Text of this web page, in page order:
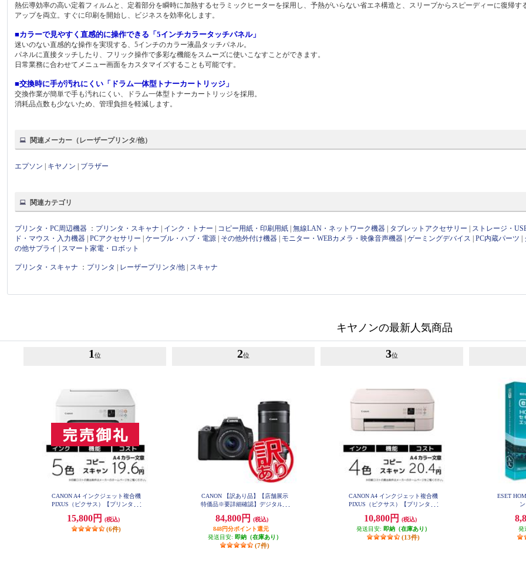
熱伝導効率の高い定着フィルムと、定着部分を瞬時に加熱するセラミックヒーターを採用し、予熱がいらない省エネ構造と、スリープからスピーディーに復帰す
アップを両立。すぐに印刷を開始し、ビジネスを効率化します。
■カラーで見やすく直感的に操作できる「5インチカラータッチパネル」
迷いのない直感的な操作を実現する、5インチのカラー液晶タッチパネル。
パネルに直接タッチしたり、フリック操作で多彩な機能をスムーズに使いこなすことができます。
日常業務に合わせてメニュー画面をカスタマイズすることも可能です。
■交換時に手が汚れにくい「ドラム一体型トナーカートリッジ」
交換作業が簡単で手も汚れにくい、ドラム一体型トナーカートリッジを採用。
消耗品点数も少ないため、管理負担を軽減します。
関連メーカー（レーザープリンタ/他）
エプソン キヤノン ブラザー
関連カテゴリ
プリンタ・PC周辺機器 ： プリンタ・スキャナ インク・トナー コピー用紙・印刷用紙 |無線LAN・ネットワーク機器 タブレットアクセサリー ストレージ・
ド・マウス・入力機器 |PCアクセサリー |ケーブル・ハブ・電源 その他外付け機器 モニター・WEBカメラ・映像音声機器 |ゲーミングデバイス |PC内蔵パーツ
の他サプライ
スマート家電・ロボット
プリンタ・スキャナ ： プリンタ レーザープリンタ/他 スキャナ
キヤノンの最新人気商品
1 位
CANON A4 インクジェット複合機
PIXUS（ピクサス）【プリンター/
ク】 PIXUSTS7530WH
15,800円 (税込)
(6件)
2位
CANON 【訳あり品】【店舗展示
特価品※要詳細確認】デジタル一
ルズームキット ブラック EOSKIS
SX10BKWKIT
84,800円
(税込)
848円分ポイント還元
発送目安: 即納（在庫あり）
(7件)
3位
CANON A4 インクジェット複合機
PIXUS（ピクサス）【プリンター/
ク】 PIXUSTS5430PK
10,800円
(税込)
発送目安: 即納（在庫あり）
(13件)
ESET
発